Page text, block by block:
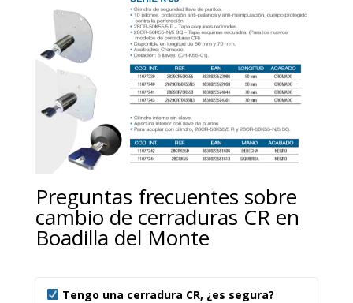
Preguntas frecuentes sobre
cambio de cerraduras CR en
Boadilla del Monte
Tengo una cerradura CR, ¿es segura?